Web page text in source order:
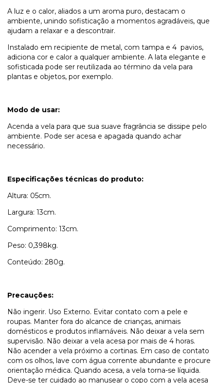
A luz e o calor, aliados a um aroma puro, destacam o
ambiente, unindo sofisticação a momentos agradáveis, que
ajudam a relaxar e a descontrair.
Instalado em recipiente de metal, com tampa e 4 pavios,
adiciona cor e calor a qualquer ambiente. A lata elegante e
sofisticada pode ser reutilizada ao término da vela para
plantas e objetos, por exemplo.
Modo de usar:
Acenda a vela para que sua suave fragrância se dissipe pelo
ambiente. Pode ser acesa e apagada quando achar
necessário.
Especificações técnicas do produto:
Altura: 05cm.
Largura: 13cm.
Comprimento: 13cm.
Peso: 0,398kg.
Conteúdo: 280g.
Precauções:
Não ingerir. Uso Externo. Evitar contato com a pele e
roupas. Manter fora do alcance de crianças, animais
domésticos e produtos inflamáveis. Não deixar a vela sem
supervisão. Não deixar a vela acesa por mais de 4 horas.
Não acender a vela próximo a cortinas. Em caso de contato
com os olhos, lave com água corrente abundante e procure
orientação médica. Quando acesa, a vela torna-se líquida.
Deve-se ter cuidado ao manusear o copo com a vela acesa